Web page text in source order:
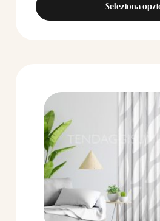
Seleziona